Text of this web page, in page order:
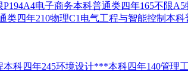
电子商务本科普通类四年165不限
四年210物理C1电气工程与智能控制本
科四年245环境设计***本科四年140管理